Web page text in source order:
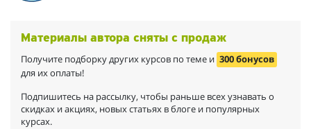
Материалы автора сняты с продаж
Получите подборку других курсов по теме и 300 бонусов
для их оплаты!
Подпишитесь на рассылку, чтобы раньше всех узнавать о
скидках и акциях, новых статьях в блоге и популярных
курсах.